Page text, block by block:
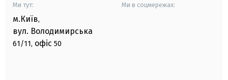
Ми тут:
м.Київ,
вул. Володимирська
61/11, офіс 50
Ми в соцмережах: